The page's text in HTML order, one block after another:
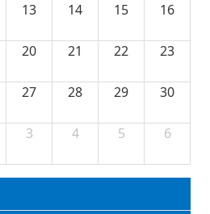
13 14 15 16
20 21 22 23
27 28 29 30
3 4 5 6